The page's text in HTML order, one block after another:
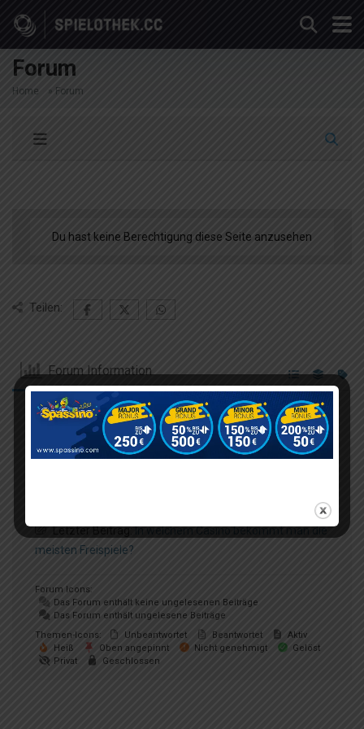
Forum
Home » Forum
Du hast keine Berechtigung diese Seite anzusehen
Teilen:
Forum Information
11 Foren 1,120 Themen
6,028 Beiträge 0 Online
Letzter Beitrag:In welchem Casino bekommt man die
meisten Freispiele?
Forum Icons:
Das Forum enthält keine ungelesenen Beiträge
Das Forum enthält ungelesene Beiträge
Themen-Icons:
Unbeantwortet Beantwortet
Aktiv
Heiß
Oben angepinnt Nicht genehmigt
Gelöst
Privat
Geschlossen